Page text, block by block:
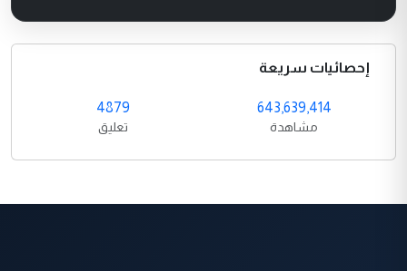
إحصائيات سريعة
643,639,414
مشاهدة
4879
تعليق